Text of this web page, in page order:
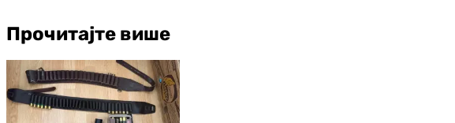
Прочитајте више